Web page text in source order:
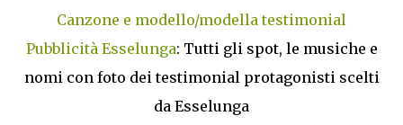
Canzone e modello/modella testimonial
Pubblicità Esselunga: Tutti gli spot, le musiche e
nomi con foto dei testimonial protagonisti scelti
da Esselunga